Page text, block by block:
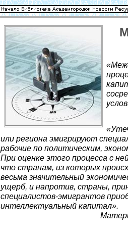
или региона эмигрируют
рабочие по политическим,
При оценке этого процесса с
что странам, из которых
весьма значительный
ущерб, и напротив, страны,
специалистов-эмигрантов
интеллектуальный капитал».